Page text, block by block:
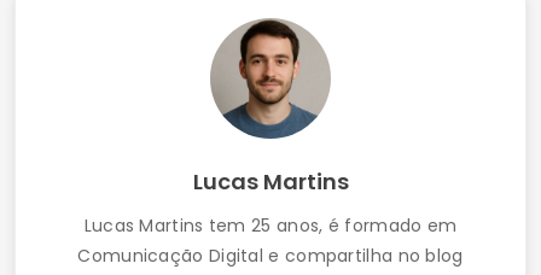
Chat com Câmera Online: Conheça Pessoas
em Tempo Real